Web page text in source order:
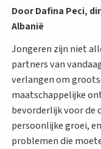
Door Dafina Peci,
Albanië
Jongeren zijn niet
partners van
verlangen om
maatschappelijke
bevorderlijk voor de
persoonlijke groei,
problemen die